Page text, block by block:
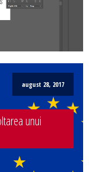
august 28, 2017
unui